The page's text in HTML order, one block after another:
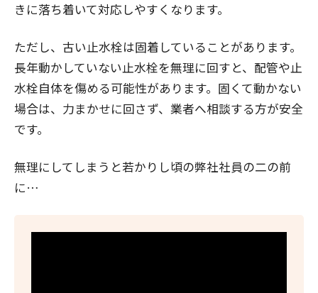
きに落ち着いて対応しやすくなります。
ただし、古い止水栓は固着していることがあります。
長年動かしていない止水栓を無理に回すと、配管や止
水栓自体を傷める可能性があります。固くて動かない
場合は、力まかせに回さず、業者へ相談する方が安全
です。
無理にしてしまうと若かりし頃の弊社社員の二の前
に…